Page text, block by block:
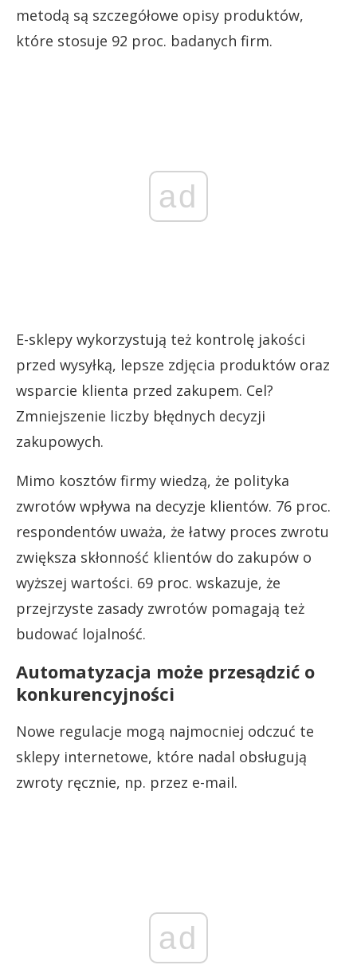
metodą są szczegółowe opisy produktów,
które stosuje 92 proc. badanych firm.
ad
E-sklepy wykorzystują też kontrolę jakości
przed wysyłką, lepsze zdjęcia produktów oraz
wsparcie klienta przed zakupem. Cel?
Zmniejszenie liczby błędnych decyzji
zakupowych.
Mimo kosztów firmy wiedzą, że polityka
zwrotów wpływa na decyzje klientów. 76 proc.
respondentów uważa, że łatwy proces zwrotu
zwiększa skłonność klientów do zakupów o
wyższej wartości. 69 proc. wskazuje, że
przejrzyste zasady zwrotów pomagają też
budować lojalność.
Automatyzacja może przesądzić o
konkurencyjności
Nowe regulacje mogą najmocniej odczuć te
sklepy internetowe, które nadal obsługują
zwroty ręcznie, np. przez e-mail.
ad